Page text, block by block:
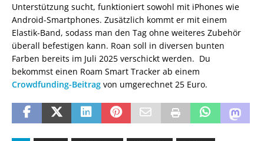
Unterstützung sucht, funktioniert sowohl mit iPhones wie
Android-Smartphones. Zusätzlich kommt er mit einem
Elastik-Band, sodass man den Tag ohne weiteres Zubehör
überall befestigen kann. Roan soll in diversen bunten
Farben bereits im Juli 2025 verschickt werden. Du
bekommst einen Roam Smart Tracker ab einem
Crowdfunding-Beitrag von umgerechnet 25 Euro.